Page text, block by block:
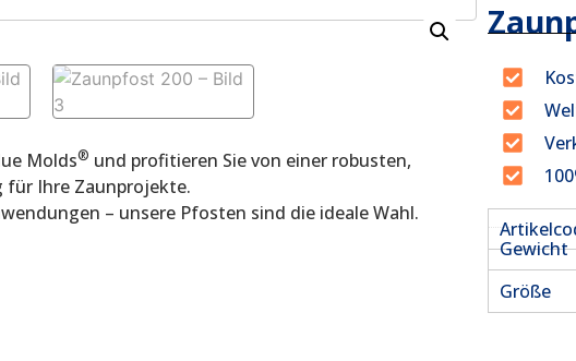
Molds® und profitieren Sie von einer robusten,
für Ihre Zaunprojekte.
– unsere Pfosten sind die ideale Wahl.
Gewicht
Größe